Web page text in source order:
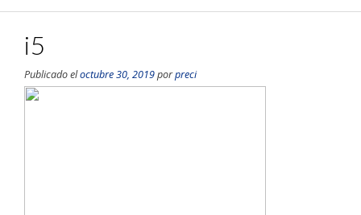
i5
Publicado eloctubre 30, 2019porpreci